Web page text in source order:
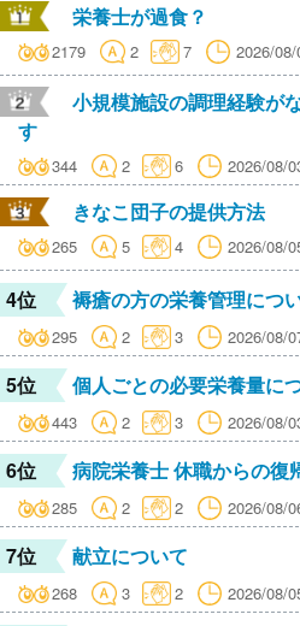
栄養士が過食？
2179 2 7 2026/08/
小規模施設の調理経験が
す
344 2 6 2026/08/
きなこ団子の提供方法
265 5 4 2026/08/
4位 褥瘡の方の栄養管理につ
295 2 3 2026/08/
5位 個人ごとの必要栄養量に
443 2 3 2026/08/
6位 病院栄養士 休職からの復
285 2 2 2026/08/
7位 献立について
268 3 2 2026/08/